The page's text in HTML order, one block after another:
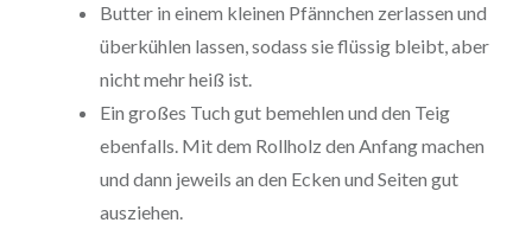
Butter in einem kleinen Pfännchen zerlassen und
überkühlen lassen, sodass sie flüssig bleibt, aber
nicht mehr heiß ist.
Ein großes Tuch gut bemehlen und den Teig
ebenfalls. Mit dem Rollholz den Anfang machen
und dann jeweils an den Ecken und Seiten gut
ausziehen.